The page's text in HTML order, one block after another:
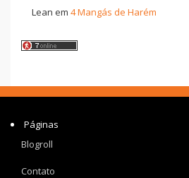
Lean em 4 Mangás de Harém
Páginas
Blogroll
Contato